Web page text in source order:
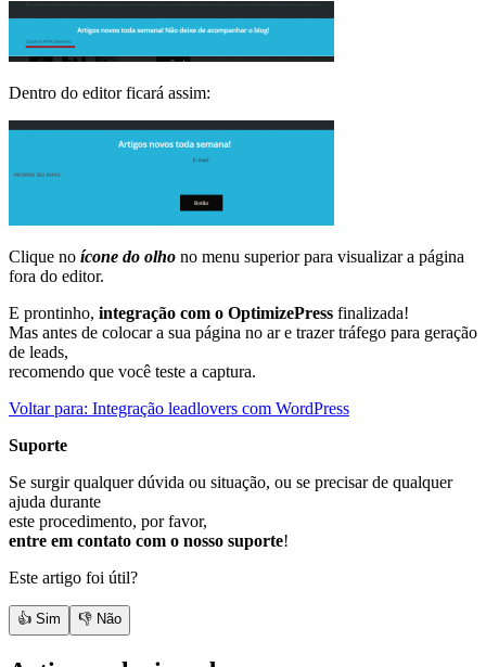
Dentro do editor ficará assim:
Clique no ícone do olho no menu superior para visualizar a página
fora do editor.
E prontinho, integração com o OptimizePress finalizada!
Mas antes de colocar a sua página no ar e trazer tráfego para geração
de leads,
recomendo que você teste a captura.
Voltar para: Integração leadlovers com WordPress
Suporte
Se surgir qualquer dúvida ou situação, ou se precisar de qualquer
ajuda durante
este procedimento, por favor,
entre em contato com o nosso suporte!
Este artigo foi útil?
👍 Sim 👎 Não